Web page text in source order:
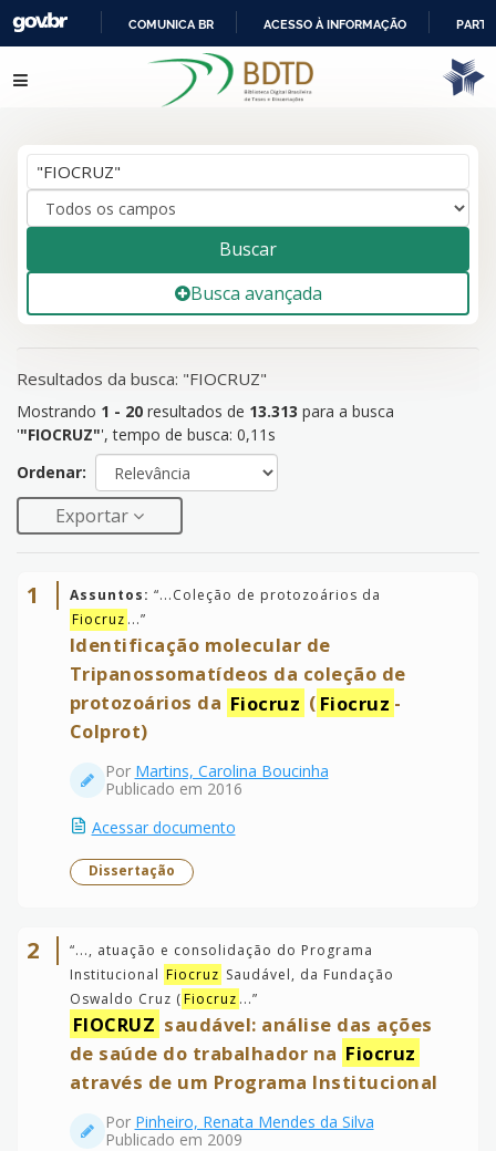
IR
PARA
COMUNICA BR ACESSO À INFORMAÇÃO
resultados de13.313para a busca
"FIOCRUZ"
Pular para o conteúdo
Buscar
Busca avançada
Resultados da busca: "FIOCRUZ"
Mostrando 1 - 20 resultados de 13.313 para a busca
'"FIOCRUZ"', tempo de busca: 0,11s
Ordenar:
Exportar
1 Assuntos: “...Coleção de protozoários da
Fiocruz ...”
Identificação molecular de
Tripanossomatídeos da coleção de
protozoários da Fiocruz ( Fiocruz -
Colprot)
Por Martins, Carolina Boucinha
Publicado em 2016
Acessar documento
Dissertação
2 “..., atuação e consolidação do Programa
Institucional Fiocruz Saudável, da Fundação
Oswaldo Cruz (Fiocruz ...”
FIOCRUZ saudável: análise das ações
de saúde do trabalhador na Fiocruz
através de um Programa Institucional
Por Pinheiro, Renata Mendes da Silva
Publicado em 2009